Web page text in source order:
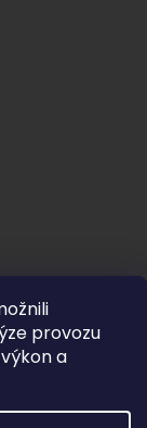
provozu
a
. Všechna